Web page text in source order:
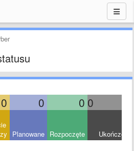
0 0 0 0
Planowane Rozpoczęte Ukończony